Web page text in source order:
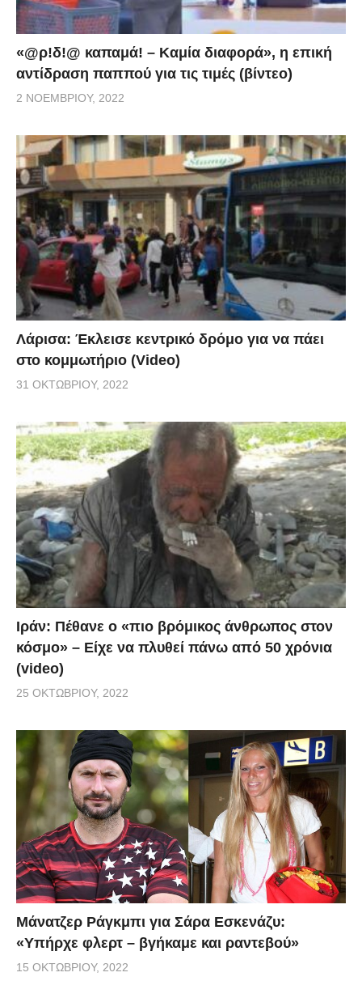
«@ρ!δ!@ καπαμά! – Καμία διαφορά», η επική
αντίδραση παππού για τις τιμές (βίντεο)
2 ΝΟΕΜΒΡΊΟΥ, 2022
Λάρισα: Έκλεισε κεντρικό δρόμο για να πάει
στο κομμωτήριο (Video)
31 ΟΚΤΩΒΡΊΟΥ, 2022
Ιράν: Πέθανε ο «πιο βρόμικος άνθρωπος στον
κόσμο» – Είχε να πλυθεί πάνω από 50 χρόνια
(video)
25 ΟΚΤΩΒΡΊΟΥ, 2022
Μάνατζερ Ράγκμπι για Σάρα Εσκενάζυ:
«Υπήρχε φλερτ – βγήκαμε και ραντεβού»
15 ΟΚΤΩΒΡΊΟΥ, 2022